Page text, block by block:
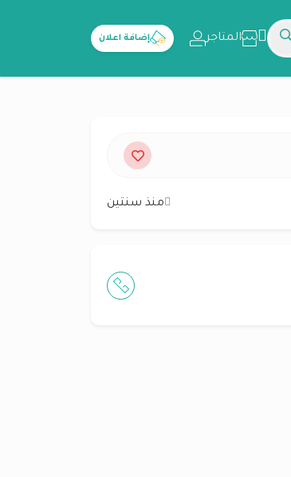
المتاجر إضافة اعلان
منذ سنتين